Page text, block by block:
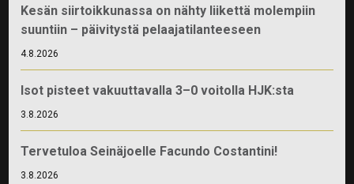
Kesän siirtoikkunassa on nähty liikettä molempiin
suuntiin – päivitystä pelaajatilanteeseen
4.8.2026
Isot pisteet vakuuttavalla 3–0 voitolla HJK:sta
3.8.2026
Tervetuloa Seinäjoelle Facundo Costantini!
3.8.2026